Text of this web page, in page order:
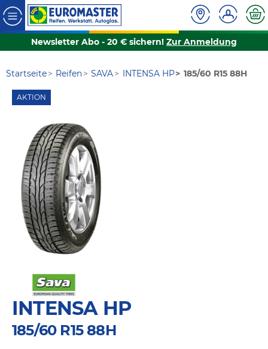
Newsletter Abo - 20 € sichern! Zur Anmeldung
Startseite Reifen SAVA INTENSA HP 185/60 R15 88H
AKTION
INTENSA HP
185/60 R15 88H